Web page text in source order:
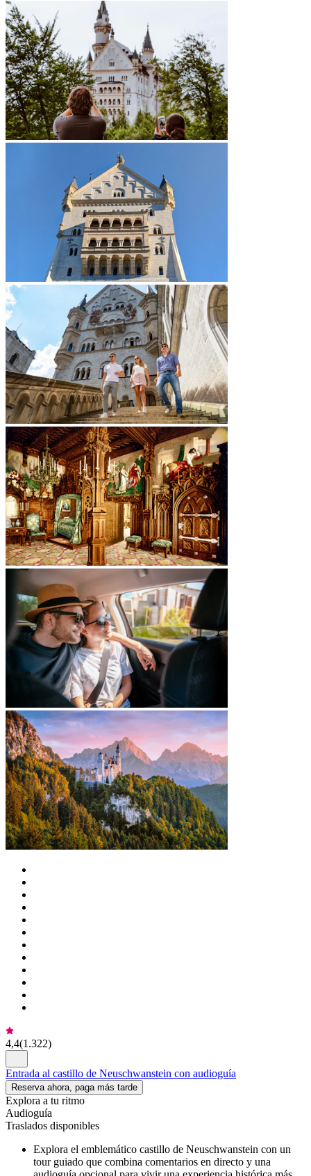
4,4(1.322)
Entrada al castillo de Neuschwanstein con audioguía
Reserva ahora, paga más tarde
Explora a tu ritmo
Audioguía
Traslados disponibles
Explora el emblemático castillo de Neuschwanstein con un
tour guiado que combina comentarios en directo y una